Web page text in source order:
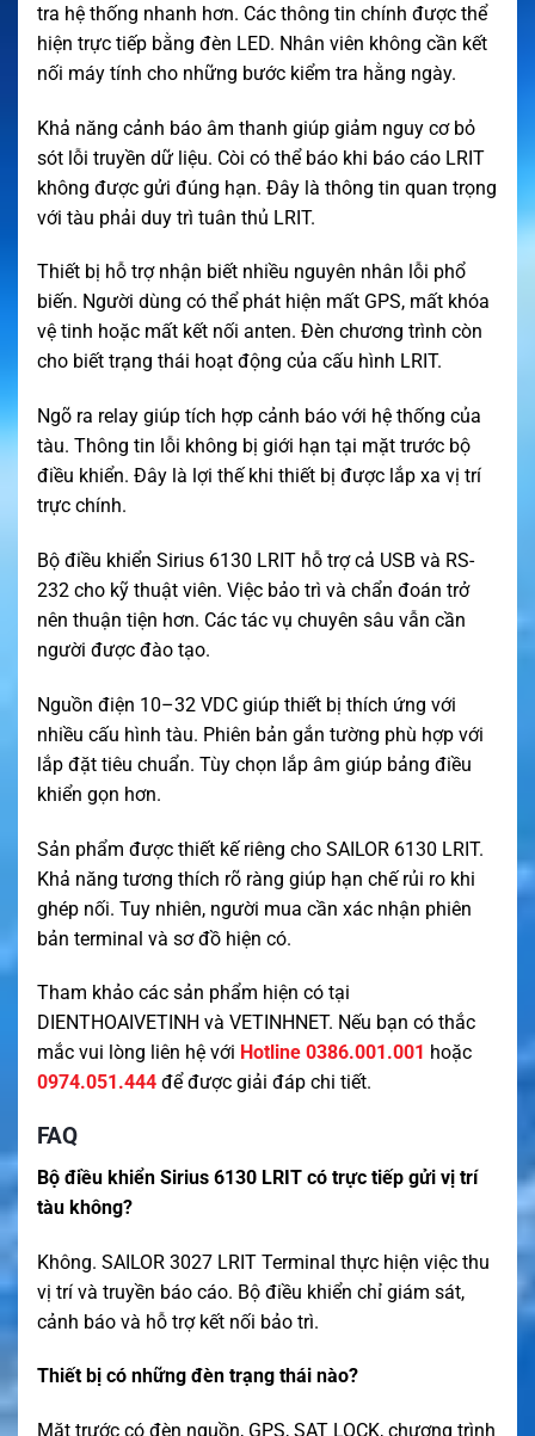
tra hệ thống nhanh hơn. Các thông tin chính được thể
hiện trực tiếp bằng đèn LED. Nhân viên không cần kết
nối máy tính cho những bước kiểm tra hằng ngày.
Khả năng cảnh báo âm thanh giúp giảm nguy cơ bỏ
sót lỗi truyền dữ liệu. Còi có thể báo khi báo cáo LRIT
không được gửi đúng hạn. Đây là thông tin quan trọng
với tàu phải duy trì tuân thủ LRIT.
Thiết bị hỗ trợ nhận biết nhiều nguyên nhân lỗi phổ
biến. Người dùng có thể phát hiện mất GPS, mất khóa
vệ tinh hoặc mất kết nối anten. Đèn chương trình còn
cho biết trạng thái hoạt động của cấu hình LRIT.
Ngõ ra relay giúp tích hợp cảnh báo với hệ thống của
tàu. Thông tin lỗi không bị giới hạn tại mặt trước bộ
điều khiển. Đây là lợi thế khi thiết bị được lắp xa vị trí
trực chính.
Bộ điều khiển Sirius 6130 LRIT hỗ trợ cả USB và RS-
232 cho kỹ thuật viên. Việc bảo trì và chẩn đoán trở
nên thuận tiện hơn. Các tác vụ chuyên sâu vẫn cần
người được đào tạo.
Nguồn điện 10–32 VDC giúp thiết bị thích ứng với
nhiều cấu hình tàu. Phiên bản gắn tường phù hợp với
lắp đặt tiêu chuẩn. Tùy chọn lắp âm giúp bảng điều
khiển gọn hơn.
Sản phẩm được thiết kế riêng cho SAILOR 6130 LRIT.
Khả năng tương thích rõ ràng giúp hạn chế rủi ro khi
ghép nối. Tuy nhiên, người mua cần xác nhận phiên
bản terminal và sơ đồ hiện có.
Tham khảo các sản phẩm hiện có tại
DIENTHOAIVETINH và VETINHNET. Nếu bạn có thắc
mắc vui lòng liên hệ với Hotline 0386.001.001 hoặc
0974.051.444 để được giải đáp chi tiết.
FAQ
Bộ điều khiển Sirius 6130 LRIT có trực tiếp gửi vị trí
tàu không?
Không. SAILOR 3027 LRIT Terminal thực hiện việc thu
vị trí và truyền báo cáo. Bộ điều khiển chỉ giám sát,
cảnh báo và hỗ trợ kết nối bảo trì.
Thiết bị có những đèn trạng thái nào?
Mặt trước có đèn nguồn, GPS, SAT LOCK, chương trình